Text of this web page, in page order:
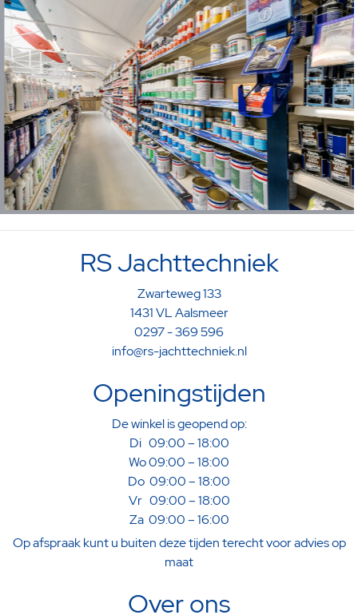
RS Jachttechniek
Zwarteweg 133
1431 VL Aalsmeer
0297 - 369 596
info@rs-jachttechniek.nl
Openingstijden
De winkel is geopend op:
Di 09:00 – 18:00
Wo 09:00 – 18:00
Do 09:00 – 18:00
Vr 09:00 – 18:00
Za 09:00 – 16:00
Op afspraak kunt u buiten deze tijden terecht voor advies op
maat
Over ons